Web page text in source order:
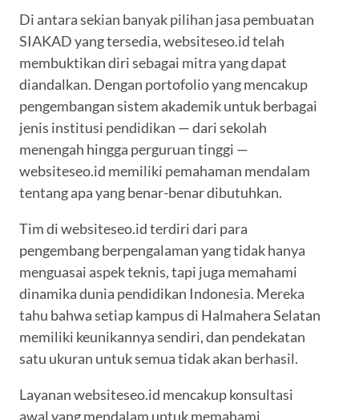
Di antara sekian banyak pilihan jasa pembuatan
SIAKAD yang tersedia, websiteseo.id telah
membuktikan diri sebagai mitra yang dapat
diandalkan. Dengan portofolio yang mencakup
pengembangan sistem akademik untuk berbagai
jenis institusi pendidikan — dari sekolah
menengah hingga perguruan tinggi —
websiteseo.id memiliki pemahaman mendalam
tentang apa yang benar-benar dibutuhkan.
Tim di websiteseo.id terdiri dari para
pengembang berpengalaman yang tidak hanya
menguasai aspek teknis, tapi juga memahami
dinamika dunia pendidikan Indonesia. Mereka
tahu bahwa setiap kampus di Halmahera Selatan
memiliki keunikannya sendiri, dan pendekatan
satu ukuran untuk semua tidak akan berhasil.
Layanan websiteseo.id mencakup konsultasi
awal yang mendalam untuk memahami